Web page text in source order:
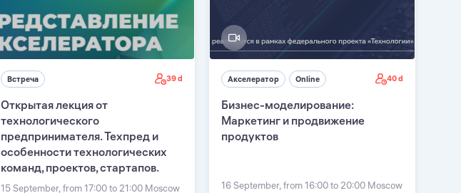
Встреча 39 d
Открытая лекция от
технологического
предпринимателя. Техпред и
особенности технологических
команд, проектов, стартапов.
15 September, from 17:00 to 21:00 Moscow
Акселератор Online 40 d
Бизнес-моделирование:
Маркетинг и продвижение
продуктов
16 September, from 16:00 to 20:00 Moscow